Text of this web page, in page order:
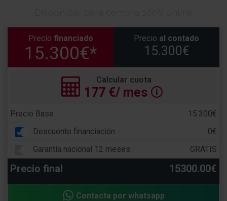
Precio financiado
15.300€*
Precio al contado
15.300€
Calcular cuota
177 €/ mes 🛈
Precio Base
15.300€
Descuento financiación
0€
Garantía nacional 12 meses
GRATIS
Precio final 15300.00€
Contacta por whatsapp